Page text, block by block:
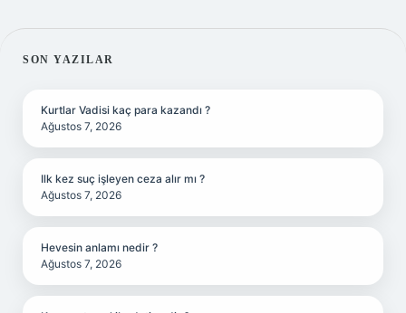
SIDEBAR
SON YAZILAR
Kurtlar Vadisi kaç para kazandı ?
Ağustos 7, 2026
Ilk kez suç işleyen ceza alır mı ?
Ağustos 7, 2026
Hevesin anlamı nedir ?
Ağustos 7, 2026